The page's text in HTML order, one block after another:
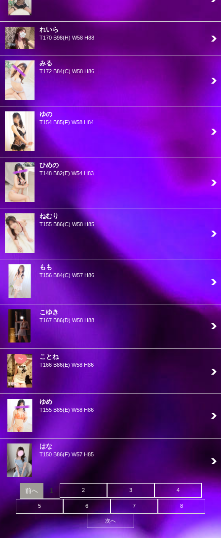
れいら
T170 B98(H) W58 H88
みる
T172 B84(C) W58 H86
ゆの
T154 B85(F) W58 H84
ひめの
T148 B82(E) W54 H83
ねむり
T155 B86(C) W58 H85
もも
T156 B84(C) W57 H86
こゆき
T167 B86(D) W58 H88
ことね
T166 B86(E) W58 H86
ゆめ
T155 B85(E) W58 H86
はな
T150 B86(F) W57 H85
前へ 1 2 3 4
5 6 7 8
次へ